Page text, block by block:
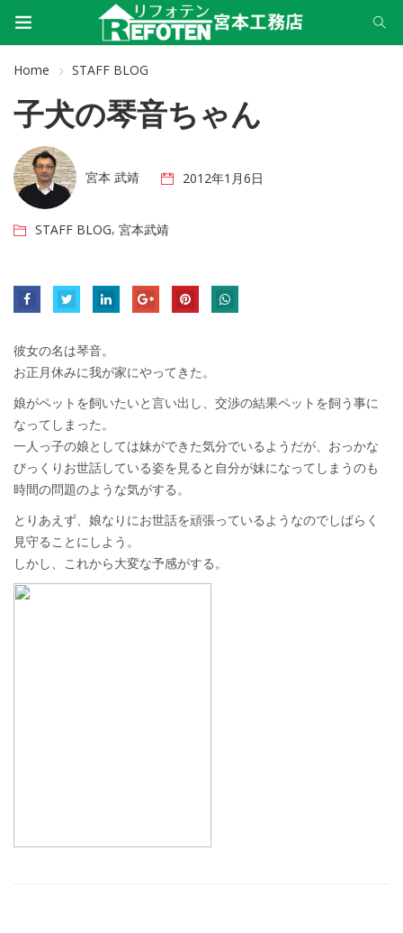
Home STAFF BLOG
子犬の琴音ちゃん
宮本 武靖 2012年1月6日
STAFF BLOG, 宮本武靖
彼女の名は琴音。
お正月休みに我が家にやってきた。
娘がペットを飼いたいと言い出し、交渉の結果ペットを飼う事に
なってしまった。
一人っ子の娘としては妹ができた気分でいるようだが、おっかな
びっくりお世話している姿を見ると自分が妹になってしまうのも
時間の問題のような気がする。
とりあえず、娘なりにお世話を頑張っているようなのでしばらく
見守ることにしよう。
しかし、これから大変な予感がする。